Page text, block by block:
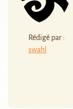
Rédigé par :
swahl